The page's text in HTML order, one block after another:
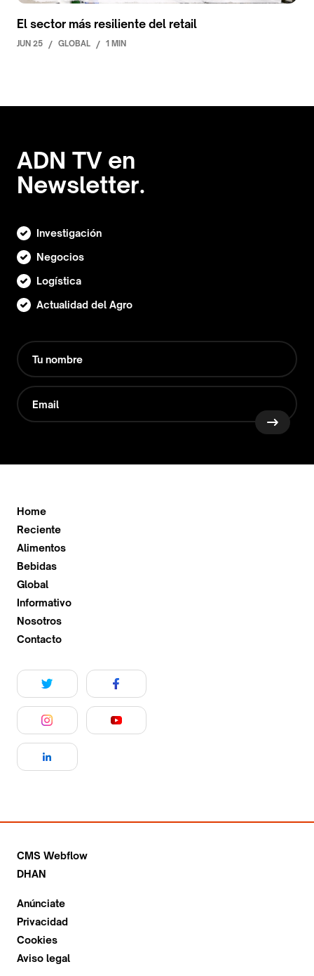
El sector más resiliente del retail
JUN 25 / GLOBAL / 1 MIN
ADN TV en
Newsletter.
Investigación
Negocios
Logística
Actualidad del Agro
Home
Reciente
Alimentos
Bebidas
Global
Informativo
Nosotros
Contacto
CMS Webflow
DHAN
Anúnciate
Privacidad
Cookies
Aviso legal